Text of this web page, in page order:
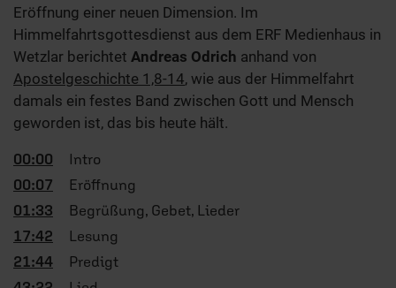
Eröffnung einer neuen Dimension. Im
Himmelfahrtsgottesdienst aus dem ERF Medienhaus in
Wetzlar berichtet Andreas Odrich anhand von
Apostelgeschichte 1,8-14, wie aus der Himmelfahrt
damals ein festes Band zwischen Gott und Mensch
geworden ist, das bis heute hält.
00:00 Intro
00:07 Eröffnung
01:33 Begrüßung, Gebet, Lieder
17:42 Lesung
21:44 Predigt